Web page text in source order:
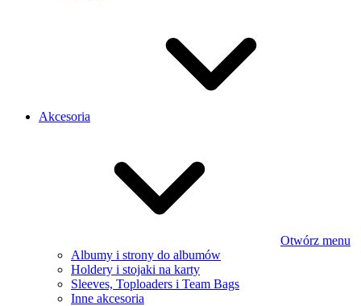
Akcesoria
Otwórz menu
Albumy i strony do albumów
Holdery i stojaki na karty
Sleeves, Toploaders i Team Bags
Inne akcesoria